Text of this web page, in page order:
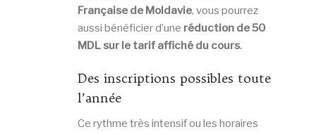
Française de Moldavie, vous pourrez
aussi bénéficier d’une réduction de 50
MDL sur le tarif affiché du cours.
Des inscriptions possibles toute
l’année
Ce rythme très intensif ou les horaires